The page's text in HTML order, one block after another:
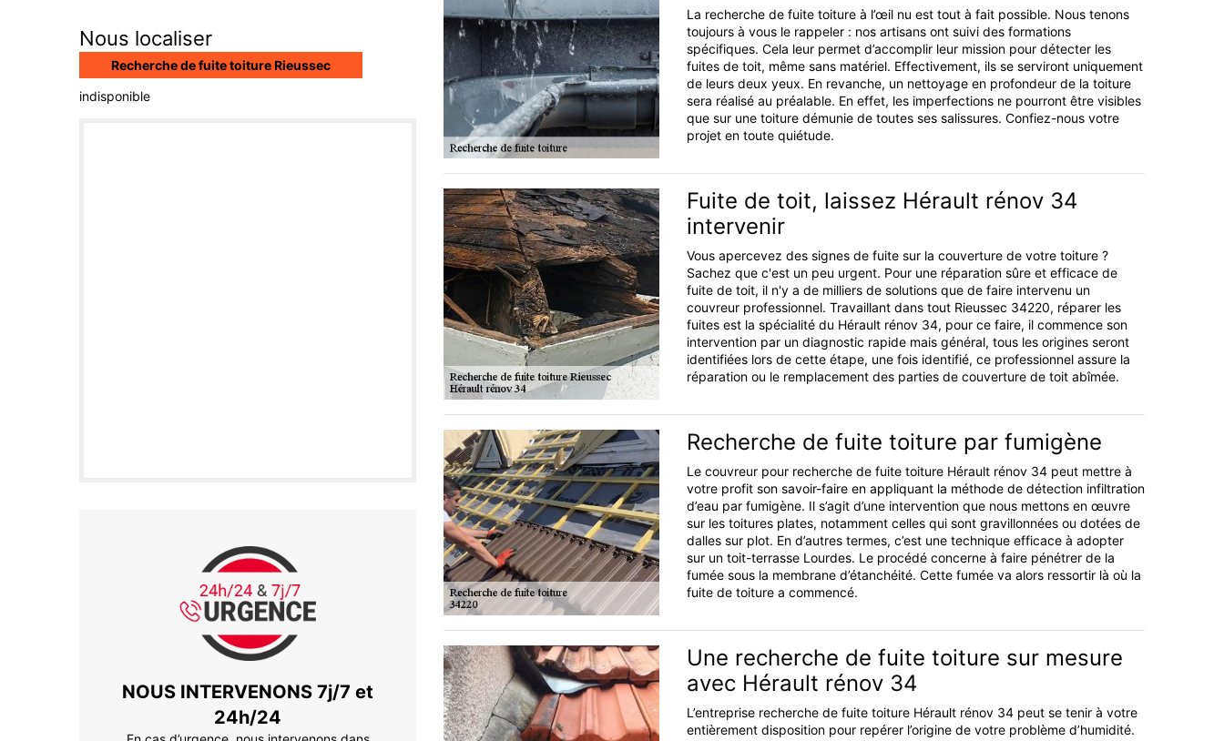
Nous localiser
Recherche de fuite toiture Rieussec
indisponible
NOUS INTERVENONS 7j/7 et
24h/24
La recherche de fuite toiture à l’œil nu est tout à fait possible. Nous tenons
toujours à vous le rappeler : nos artisans ont suivi des formations
spécifiques. Cela leur permet d’accomplir leur mission pour détecter les
fuites de toit, même sans matériel. Effectivement, ils se serviront uniquement
de leurs deux yeux. En revanche, un nettoyage en profondeur de la toiture
sera réalisé au préalable. En effet, les imperfections ne pourront être visibles
que sur une toiture démunie de toutes ses salissures. Confiez-nous votre
projet en toute quiétude.
Fuite de toit, laissez Hérault rénov 34
intervenir
Vous apercevez des signes de fuite sur la couverture de votre toiture ?
Sachez que c'est un peu urgent. Pour une réparation sûre et efficace de
fuite de toit, il n'y a de milliers de solutions que de faire intervenu un
couvreur professionnel. Travaillant dans tout Rieussec 34220, réparer les
fuites est la spécialité du Hérault rénov 34, pour ce faire, il commence son
intervention par un diagnostic rapide mais général, tous les origines seront
identifiées lors de cette étape, une fois identifié, ce professionnel assure la
réparation ou le remplacement des parties de couverture de toit abîmée.
Recherche de fuite toiture par fumigène
Le couvreur pour recherche de fuite toiture Hérault rénov 34 peut mettre à
votre profit son savoir-faire en appliquant la méthode de détection infiltration
d’eau par fumigène. Il s’agit d’une intervention que nous mettons en œuvre
sur les toitures plates, notamment celles qui sont gravillonnées ou dotées de
dalles sur plot. En d’autres termes, c’est une technique efficace à adopter
sur un toit-terrasse Lourdes. Le procédé concerne à faire pénétrer de la
fumée sous la membrane d’étanchéité. Cette fumée va alors ressortir là où la
fuite de toiture a commencé.
Une recherche de fuite toiture sur mesure
avec Hérault rénov 34
L’entreprise recherche de fuite toiture Hérault rénov 34 peut se tenir à votre
entièrement disposition pour repérer l’origine de votre problème d’humidité.